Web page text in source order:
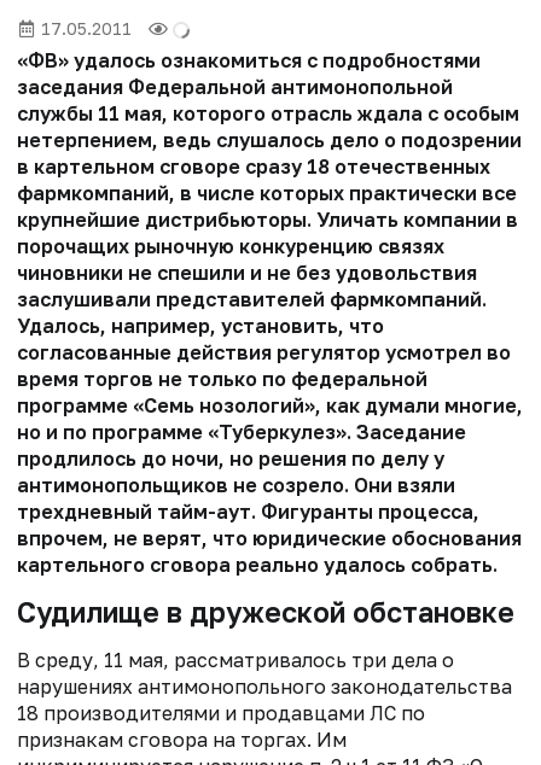
17.05.2011
«ФВ» удалось ознакомиться с подробностями
заседания Федеральной антимонопольной
службы 11 мая, которого отрасль ждала с особым
нетерпением, ведь слушалось дело о подозрении
в картельном сговоре сразу 18 отечественных
фармкомпаний, в числе которых практически все
крупнейшие дистрибьюторы. Уличать компании в
порочащих рыночную конкуренцию связях
чиновники не спешили и не без удовольствия
заслушивали представителей фармкомпаний.
Удалось, например, установить, что
согласованные действия регулятор усмотрел во
время торгов не только по федеральной
программе «Семь нозологий», как думали многие,
но и по программе «Туберкулез». Заседание
продлилось до ночи, но решения по делу у
антимонопольщиков не созрело. Они взяли
трехдневный тайм-аут. Фигуранты процесса,
впрочем, не верят, что юридические обоснования
картельного сговора реально удалось собрать.
Судилище в дружеской обстановке
В среду, 11 мая, рассматривалось три дела о
нарушениях антимонопольного законодательства
18 производителями и продавцами ЛС по
признакам сговора на торгах. Им